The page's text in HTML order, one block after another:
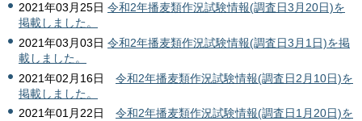
2021年03月25日 令和2年播麦類作況試験情報(調査日3月20日)を
掲載しました。
2021年03月03日 令和2年播麦類作況試験情報(調査日3月1日)を掲
載しました。
2021年02月16日 令和2年播麦類作況試験情報(調査日2月10日)を
掲載しました。
2021年01月22日 令和2年播麦類作況試験情報(調査日1月20日)を